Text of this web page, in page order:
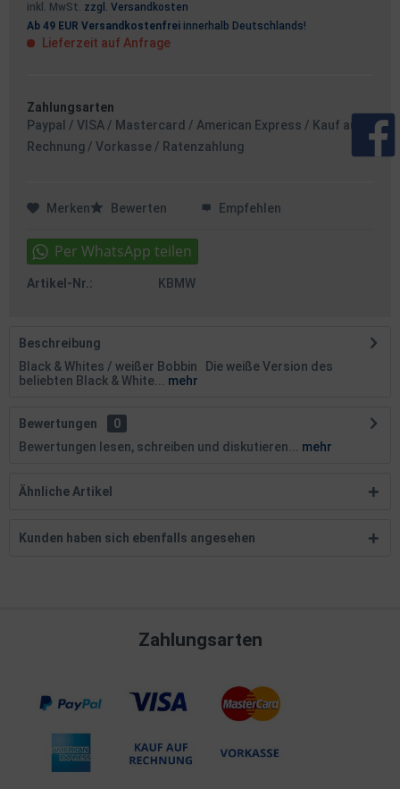
inkl. MwSt. zzgl. Versandkosten
Ab 49 EUR Versandkostenfrei innerhalb Deutschlands!
Lieferzeit auf Anfrage
Zahlungsarten
Paypal / VISA / Mastercard / American Express / Kauf auf
Rechnung / Vorkasse / Ratenzahlung
Merken Bewerten Empfehlen
Artikel-Nr.: KBMW
Beschreibung
Black & Whites / weißer Bobbin Die weiße Version des
beliebten Black & White...
mehr
Bewertungen
0
Bewertungen lesen, schreiben und diskutieren...
mehr
Ähnliche Artikel
Kunden haben sich ebenfalls angesehen
Zahlungsarten